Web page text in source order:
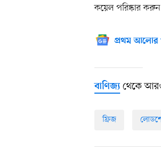
কয়েল পরিষ্কার
প্রথম আলোর
বাণিজ্য থেকে
ফ্রিজ